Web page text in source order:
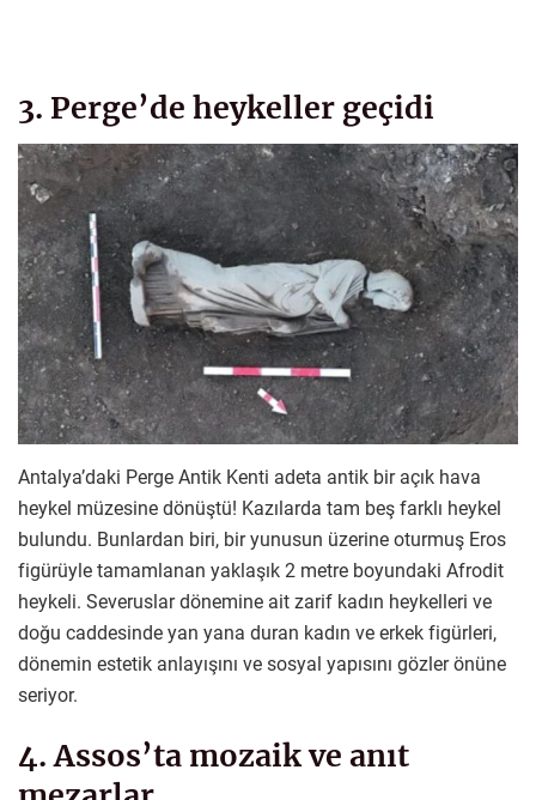
3. Perge’de heykeller geçidi
Antalya’daki Perge Antik Kenti adeta antik bir açık hava
heykel müzesine dönüştü! Kazılarda tam beş farklı heykel
bulundu. Bunlardan biri, bir yunusun üzerine oturmuş Eros
figürüyle tamamlanan yaklaşık 2 metre boyundaki Afrodit
heykeli. Severuslar dönemine ait zarif kadın heykelleri ve
doğu caddesinde yan yana duran kadın ve erkek figürleri,
dönemin estetik anlayışını ve sosyal yapısını gözler önüne
seriyor.
4. Assos’ta mozaik ve anıt